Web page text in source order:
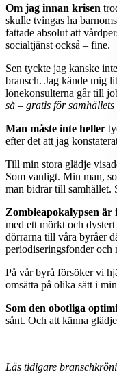
Om jag innan krisen
skulle tvingas ha
fattade absolut att
socialtjänst också – fine.
Sen tyckte jag kanske
bransch. Jag kände mig
lönekonsulterna går till
så – gratis för samhällets
Man måste inte heller
efter det att jag
Till min stora glädje
Som vanligt. Min man,
man bidrar till samhället.
Zombieapokalypsen är
med ett mörkt och
dörrarna till våra byråer
periodiseringsfonder och
På vår byrå försöker vi
omsätta på olika sätt i
Som den obotliga
sånt. Och att känna
Läs tidigare